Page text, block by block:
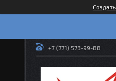
+7 (771) 573-99-88